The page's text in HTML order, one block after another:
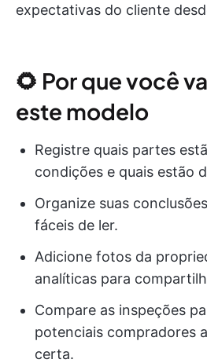
expectativas do cliente
🌻 Por que você
este modelo
Registre quais partes
condições e quais estão
Organize suas
fáceis de ler.
Adicione fotos da
analíticas para
Compare as inspeções
potenciais compradores
certa.